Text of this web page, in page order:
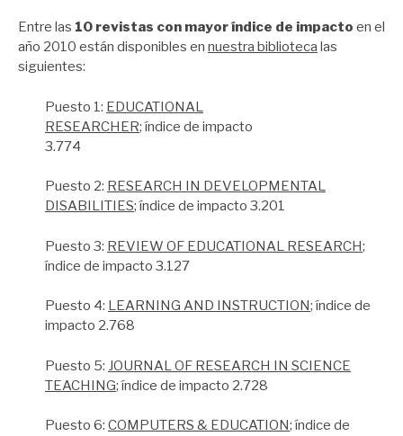
Entre las 10 revistas con mayor índice de impacto en el
año 2010 están disponibles en nuestra biblioteca las
siguientes:
Puesto 1: EDUCATIONAL
RESEARCHER; índice de impacto
3.774
Puesto 2: RESEARCH IN DEVELOPMENTAL
DISABILITIES; índice de impacto 3.201
Puesto 3: REVIEW OF EDUCATIONAL RESEARCH;
índice de impacto 3.127
Puesto 4: LEARNING AND INSTRUCTION; índice de
impacto 2.768
Puesto 5: JOURNAL OF RESEARCH IN SCIENCE
TEACHING; índice de impacto 2.728
Puesto 6: COMPUTERS & EDUCATION; índice de